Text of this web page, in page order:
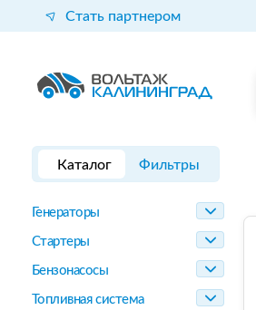
Стать партнером
Каталог Фильтры
Генераторы
Стартеры
Бензонасосы
Топливная система